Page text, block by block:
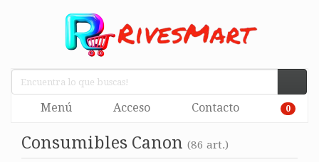
Menú Acceso Contacto 0
Consumibles Canon (86 art.)